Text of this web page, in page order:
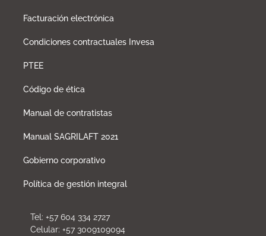
Facturación electrónica
Condiciones contractuales Invesa
PTEE
Código de ética
Manual de contratistas
Manual SAGRILAFT 2021
Gobierno corporativo
Política de gestión integral
Tel: +57 604 334 2727
Celular: +57 3009109094